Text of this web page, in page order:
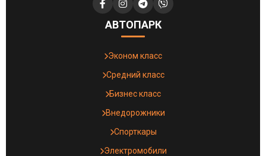
АВТОПАРК
Эконом класс
Средний класс
Бизнес класс
Внедорожники
Спорткары
Электромобили